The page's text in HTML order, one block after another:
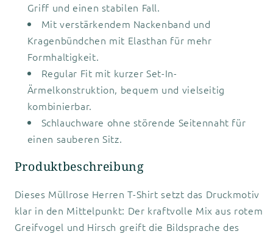
Griff und einen stabilen Fall.
Mit verstärkendem Nackenband und
Kragenbündchen mit Elasthan für mehr
Formhaltigkeit.
Regular Fit mit kurzer Set-In-
Ärmelkonstruktion, bequem und vielseitig
kombinierbar.
Schlauchware ohne störende Seitennaht für
einen sauberen Sitz.
Produktbeschreibung
Dieses Müllrose Herren T-Shirt setzt das Druckmotiv
klar in den Mittelpunkt: Der kraftvolle Mix aus rotem
Greifvogel und Hirsch greift die Bildsprache des